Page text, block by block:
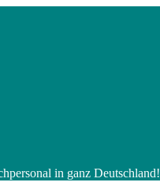
in ganz Deutschland!